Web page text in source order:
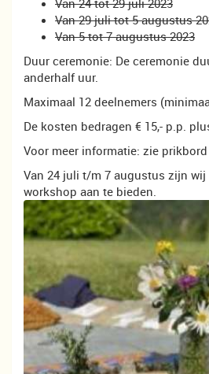
Van 29 juli tot 5 augustus
Van 5 tot 7 augustus 2023
Duur ceremonie: De ceremonie
anderhalf uur.
Maximaal 12 deelnemers
De kosten bedragen € 15,- p.p.
Voor meer informatie: zie prikbord
Van 24 juli t/m 7 augustus zijn
workshop aan te bieden.